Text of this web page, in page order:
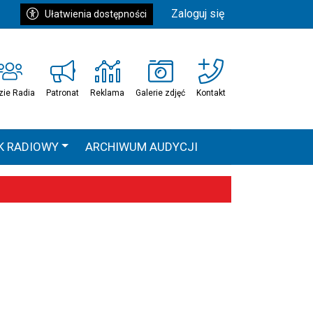
Ułatwienia dostępności Zaloguj się
Radia Patronat Reklama Galerie zdjęć Kontakt
RADIOWY ARCHIWUM AUDYCJI
HEAVEN TOUR